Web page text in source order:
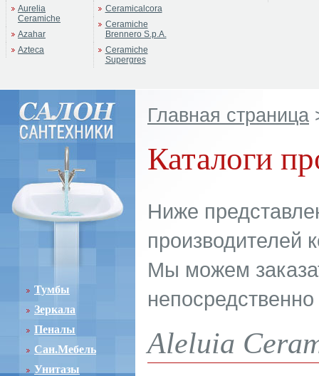
Aurelia
Ceramiche
Azahar
Azteca
Ceramicalcora
Ceramiche
Brennero S.p.A.
Ceramiche
Supergres
Тумбы
Зеркала
Пеналы
Сан.Мебель
Унитазы
Главная страница
Каталоги
Ниже
производителей
Мы можем
Aleluia